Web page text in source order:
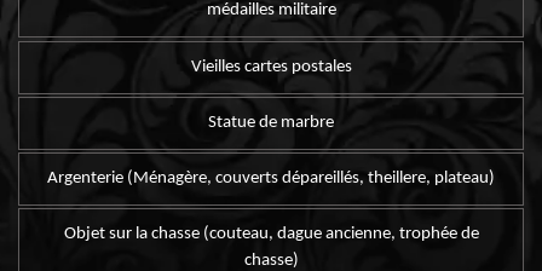
médailles militaire
Vieilles cartes postales
Statue de marbre
Argenterie (Ménagère, couverts dépareillés, theillere, plateau)
Objet sur la chasse (couteau, dague ancienne, trophée de
chasse)